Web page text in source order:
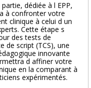
dédiée à l EPP,
à confronter votre
clinique à celui d un
Cette étape s
des tests de
de script (TCS), une
innovante
d affiner votre
en la comparant à
expérimentés.